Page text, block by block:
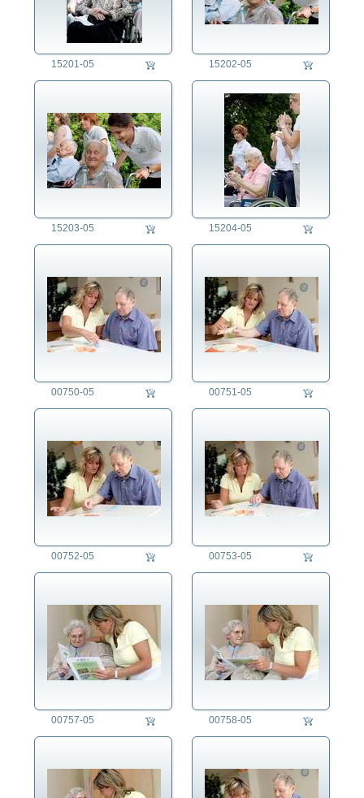
Behinderung
Ehrenamt
Sexualität
Testament
Unterstützung
Wohnen
Sport
Technik
Tier
Umwelt
Verkehr
Wirtschaft
auftragsproduktion
fotorecherche
fotoagentur
15201-05 15202-05
15203-05 15204-05
00750-05 00751-05
00752-05 00753-05
00757-05 00758-05